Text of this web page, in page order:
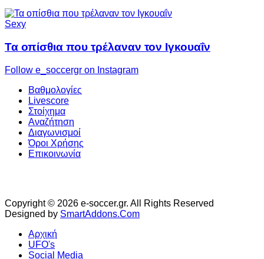
Sexy
Τα οπίσθια που τρέλαναν τον Ιγκουαΐν
Follow e_soccergr on Instagram
Βαθμολογίες
Livescore
Στοίχημα
Αναζήτηση
Διαγωνισμοί
Όροι Χρήσης
Επικοινωνία
Copyright © 2026 e-soccer.gr. All Rights Reserved
Designed by SmartAddons.Com
Αρχική
UFO's
Social Media